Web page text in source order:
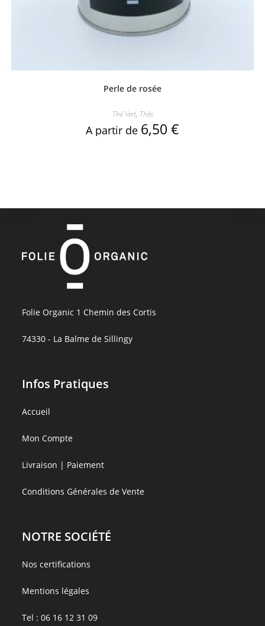
Perle de rosée
Thé Vert, Thés
A partir de 6,50 €
Folie Organic 1 Chemin des Cortis
74330 - La Balme de Sillingy
Infos Pratiques
Accueil
Mon Compte
Livraison | Paiement
Conditions Générales de Vente
NOTRE SOCIÉTÉ
Nos certifications
Mentions légales
Tel :06 16 12 31 09